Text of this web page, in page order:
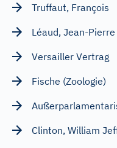
Truffaut, François
Léaud, Jean-Pierre
Versailler Vertrag
Fische (Zoologie)
Clinton, William